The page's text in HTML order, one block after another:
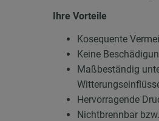
Ihre Vorteile
Kosequente
Keine
Maßbeständig
Hervorragende
Nichtbrennbar